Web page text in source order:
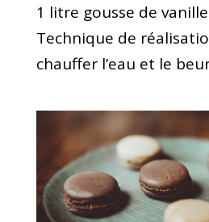
1 litre gousse de
Technique de
chauffer l’eau et le